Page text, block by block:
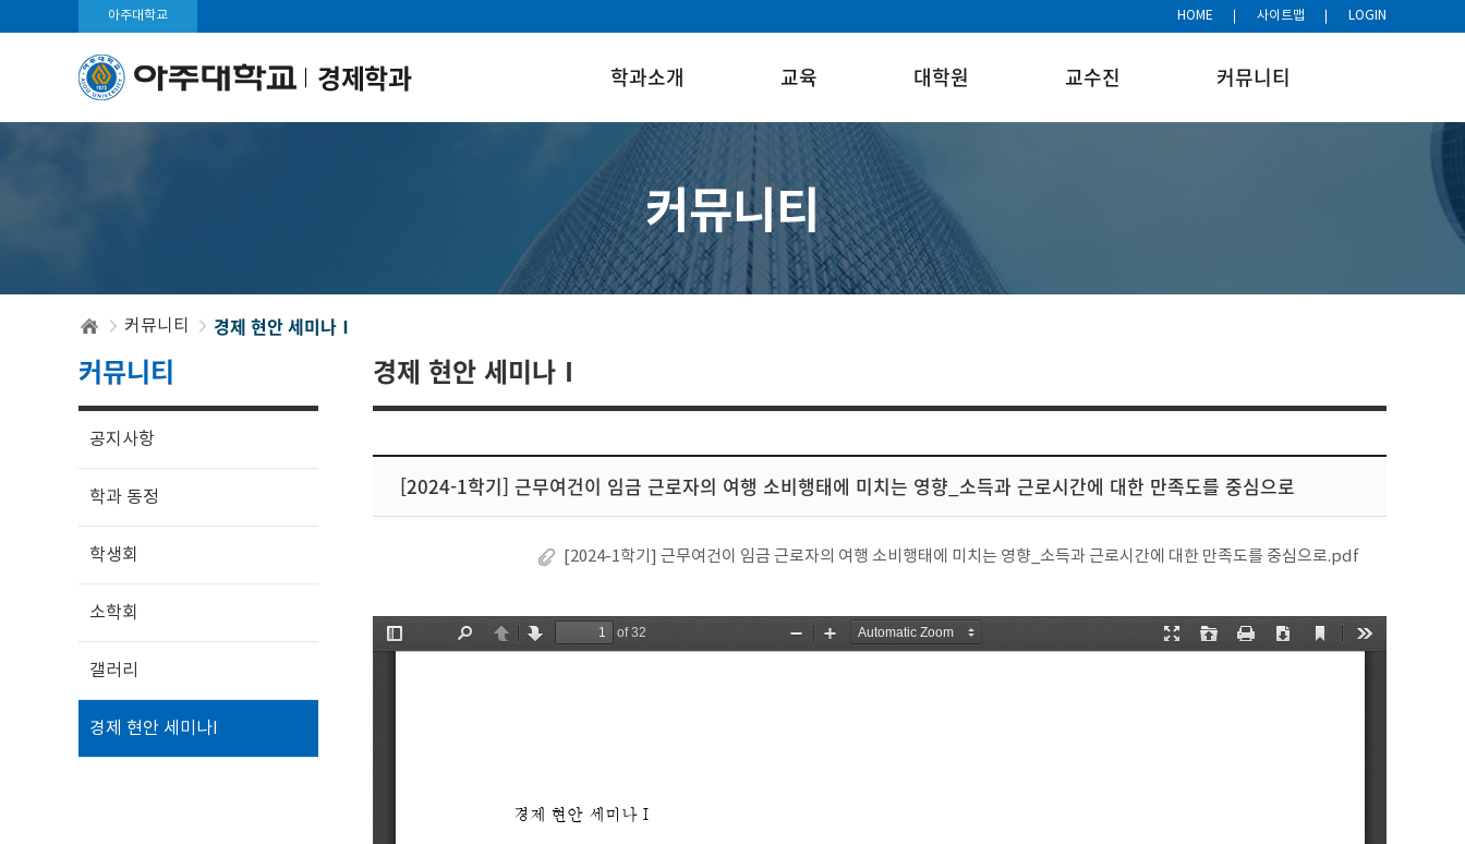
아주대학교 HOME 사이트맵 LOGIN
경제학과 학과소개 교육 대학원 교수진 커뮤니티
커뮤니티
커뮤니티 경제 현안 세미나Ⅰ
커뮤니티
공지사항
학과 동정
학생회
소학회
갤러리
경제 현안 세미나Ⅰ
경제 현안 세미나Ⅰ
[2024-1학기] 근무여건이 임금 근로자의 여행 소비행태에 미치는 영향_소득과 근로시간에 대한 만족도를 중심으로
[2024-1학기] 근무여건이 임금 근로자의 여행 소비행태에 미치는 영향_소득과 근로시간에 대한 만족도를 중심으로.pdf